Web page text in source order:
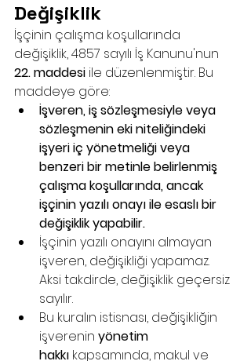
Değişiklik
İşçinin çalışma koşullarında
değişiklik, 4857 sayılı İş Kanunu'nun
22. maddesi ile düzenlenmiştir. Bu
maddeye göre:
İşveren, iş sözleşmesiyle veya
sözleşmenin eki niteliğindeki
işyeri iç yönetmeliği veya
benzeri bir metinle belirlenmiş
çalışma koşullarında, ancak
işçinin yazılı onayı ile esaslı bir
değişiklik yapabilir.
İşçinin yazılı onayını almayan
işveren, değişikliği yapamaz.
Aksi takdirde, değişiklik geçersiz
sayılır.
Bu kuralın istisnası, değişikliğin
işverenin yönetim
hakkı kapsamında, makul ve